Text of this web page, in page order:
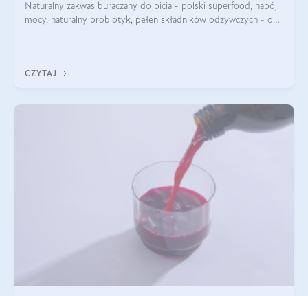
Naturalny zakwas buraczany do picia - polski superfood, napój
mocy, naturalny probiotyk, pełen składników odżywczych - o
CZYTAJ